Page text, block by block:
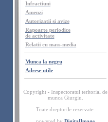
Infractiuni
Amenzi
Autorizatii si avize
Rapoarte periodice
de activitate
Relatiicu mass-media
Munca la negru
Adreseutile
Copyright - Inspectoratul teritorial de
munca Giurgiu.
Toate drepturile rezervate